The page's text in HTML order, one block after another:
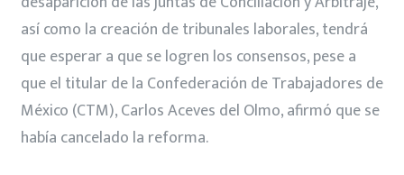
así como la creación de tribunales laborales, tendrá
que esperar a que se logren los consensos, pese a
que el titular de la Confederación de Trabajadores de
México (CTM), Carlos Aceves del Olmo, afirmó que se
había cancelado la reforma.